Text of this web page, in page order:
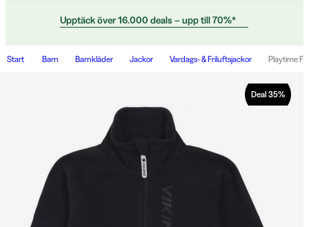
Upptäck över 16.000 deals – upp till 70%*
Start Barn Barnkläder Jackor Vardags- & Friluftsjackor Playtime
Deal 35%